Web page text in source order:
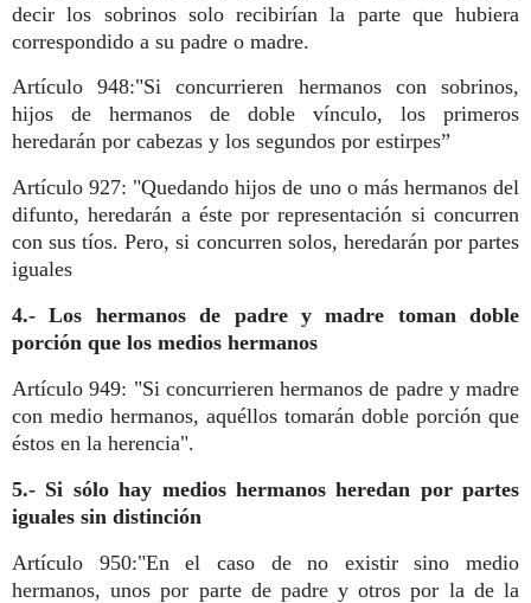
decir los sobrinos solo recibirían la parte que hubiera
correspondido a su padre o madre.
Artículo 948:"Si concurrieren hermanos con sobrinos,
hijos de hermanos de doble vínculo, los primeros
heredarán por cabezas y los segundos por estirpes”
Artículo 927: "Quedando hijos de uno o más hermanos del
difunto, heredarán a éste por representación si concurren
con sus tíos. Pero, si concurren solos, heredarán por partes
iguales
4.- Los hermanos de padre y madre toman doble
porción que los medios hermanos
Artículo 949: "Si concurrieren hermanos de padre y madre
con medio hermanos, aquéllos tomarán doble porción que
éstos en la herencia".
5.- Si sólo hay medios hermanos heredan por partes
iguales sin distinción
Artículo 950:"En el caso de no existir sino medio
hermanos, unos por parte de padre y otros por la de la